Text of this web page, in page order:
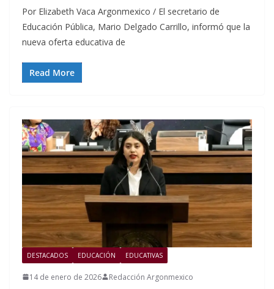
Por Elizabeth Vaca Argonmexico / El secretario de
Educación Pública, Mario Delgado Carrillo, informó que la
nueva oferta educativa de
Read More
DESTACADOS EDUCACIÓN EDUCATIVAS
14 de enero de 2026 Redacción Argonmexico